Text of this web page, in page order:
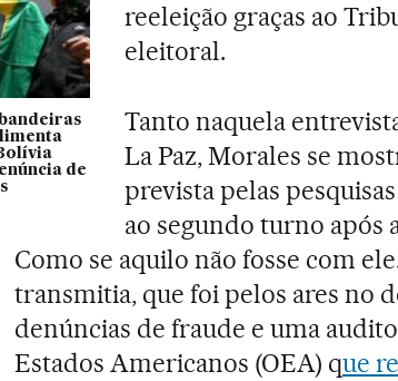
de
reeleição graças ao
eleitoral.
Tanto naquela
La Paz, Morales se
prevista pelas
ao segundo turno após
Como se aquilo não fosse com
transmitia, que foi pelos ares no
denúncias de fraude e uma
Estados Americanos (OEA) que